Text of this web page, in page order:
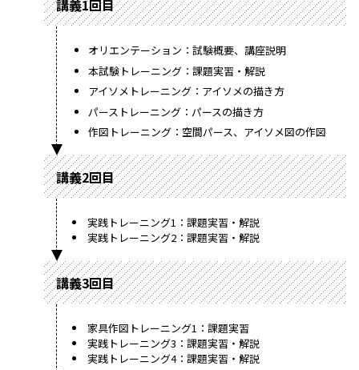
講義1回目
オリエンテーション：試験概要、講座説明
本試験トレーニング：課題実習・解説
アイソメトレーニング：アイソメの描き方
パーストレーニング：パースの描き方
作図トレーニング：空間パース、アイソメ図の作図
講義2回目
実践トレーニング1：課題実習・解説
実践トレーニング2：課題実習・解説
講義3回目
家具作図トレーニング1：課題実習
実践トレーニング3：課題実習・解説
実践トレーニング4：課題実習・解説